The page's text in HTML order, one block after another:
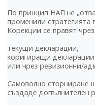
По принцип НАП не
променили стратегията
Корекции се правят чрез:
текущи декларации,
коригиращи
или чрез ревизионни/
Самоволно сторниране
създаде допълнителен